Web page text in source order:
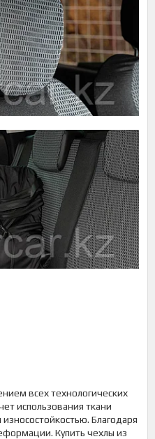
всех технологических
использования ткани
Благодаря
Купить чехлы из